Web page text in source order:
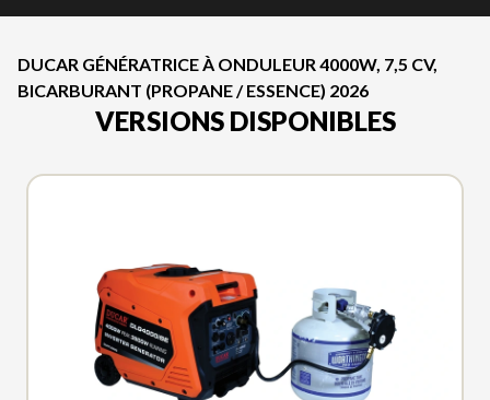
DUCAR GÉNÉRATRICE À ONDULEUR 4000W, 7,5 CV,
BICARBURANT (PROPANE / ESSENCE) 2026
VERSIONS DISPONIBLES